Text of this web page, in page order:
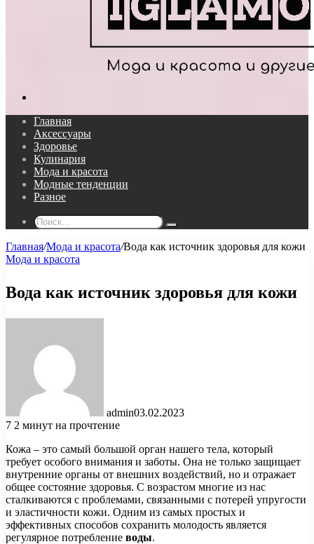
Главная
Аксессуары
Здоровье
Кулинария
Мода и красота
Модные тенденции
Разное
Поиск...
Главная/Мода и красота/Вода как источник здоровья для кожи
Мода и красота
Вода как источник здоровья для кожи
admin03.02.2023
7 2 минут на прочтение
Кожа – это самый большой орган нашего тела, который
требует особого внимания и заботы. Она не только защищает
внутренние органы от внешних воздействий, но и отражает
общее состояние здоровья. С возрастом многие из нас
сталкиваются с проблемами, связанными с потерей упругости
и эластичности кожи. Одним из самых простых и
эффективных способов сохранить молодость является
регулярное потребление воды.